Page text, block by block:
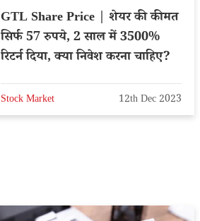
GTL Share Price | शेयर की कीमत
सिर्फ 57 रुपये, 2 साल में 3500%
रिटर्न दिया, क्या निवेश करना चाहिए?
Stock Market 12th Dec 2023